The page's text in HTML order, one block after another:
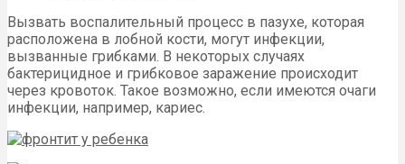
Вызвать воспалительный процесс в пазухе, которая
расположена в лобной кости, могут инфекции,
вызванные грибками. В некоторых случаях
бактерицидное и грибковое заражение происходит
через кровоток. Такое возможно, если имеются очаги
инфекции, например, кариес.